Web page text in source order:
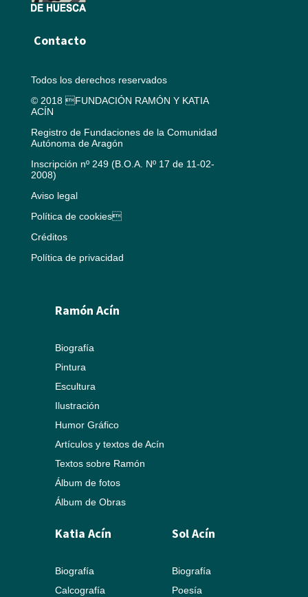
Contacto
Todos los derechos reservados
© 2018 FUNDACIÓN RAMÓN Y KATIA
ACÍN
Registro de Fundaciones de la Comunidad
Autónoma de Aragón
Inscripción nº 249 (B.O.A. Nº 17 de 11-02-
2008)
Aviso legal
Política de cookies
Créditos
Política de privacidad
Ramón Acín
Biografía
Pintura
Escultura
Ilustración
Humor Gráfico
Artículos y textos de Acín
Textos sobre Ramón
Álbum de fotos
Álbum de Obras
Katia Acín
Biografía
Calcografía
Sol Acín
Biografía
Poesía